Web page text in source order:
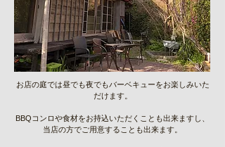
お店の庭では昼でも夜でもバーベキューをお楽しみいた
だけます。
BBQコンロや食材をお持込いただくことも出来ますし、
当店の方でご用意することも出来ます。